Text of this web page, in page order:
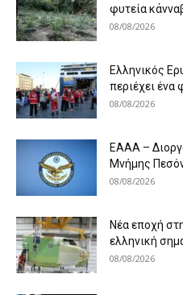
φυτεία
08/08/2026
Ελληνικός
περιέχει
08/08/2026
ΕΑΑΑ –
Μνήμης
08/08/2026
Νέα εποχή
ελληνική
08/08/2026